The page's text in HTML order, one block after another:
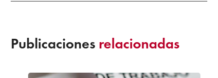
Publicaciones relacionadas